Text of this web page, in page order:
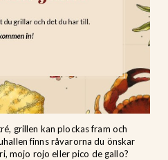
grillen kan plockas fram och
finns råvarorna du önskar
mojo rojo eller pico de gallo?